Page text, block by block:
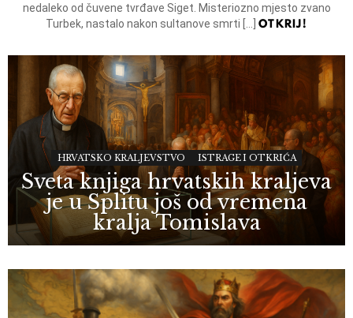
nedaleko od čuvene tvrđave Siget. Misteriozno mjesto zvano
Turbek, nastalo nakon sultanove smrti […] OTKRIJ!
HRVATSKO KRALJEVSTVO ISTRAGE I OTKRIĆA
Sveta knjiga hrvatskih kraljeva
je u Splitu još od vremena
kralja Tomislava